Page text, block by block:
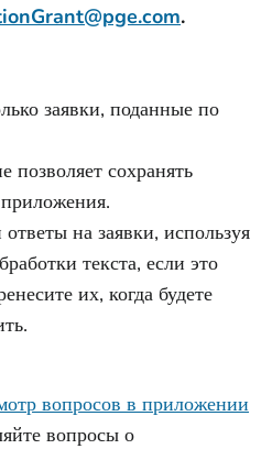
.
заявки, поданные по
позволяет сохранять
ответы на заявки, используя
текста, если это
их, когда будете
вопросов в приложении
вопросы о